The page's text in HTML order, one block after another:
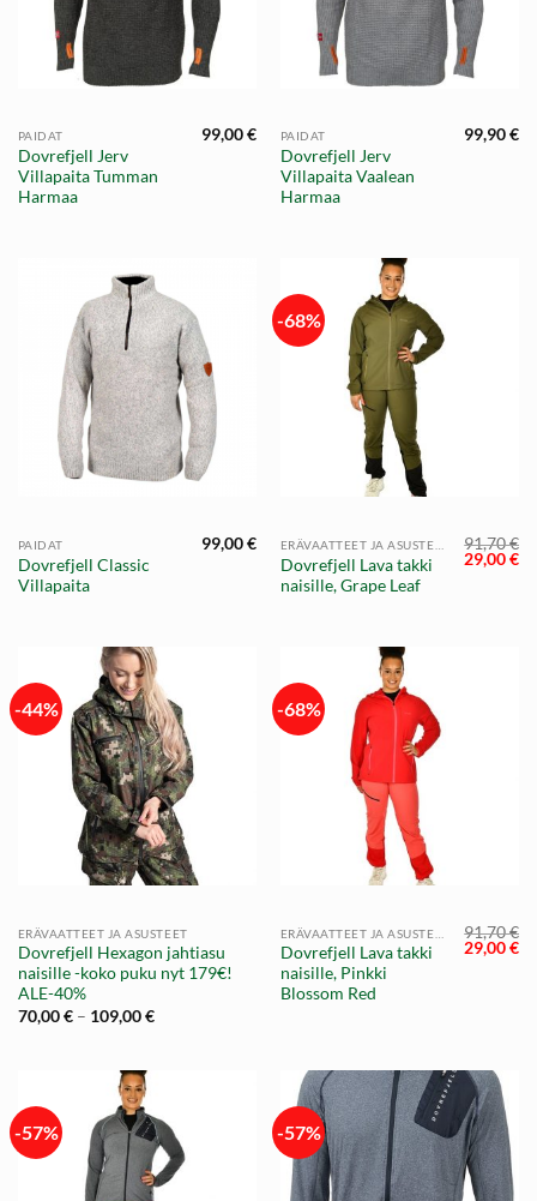
PAIDAT
Dovrefjell Jerv
Villapaita Tumman
Harmaa
99,00€ PAIDAT
Dovrefjell Jerv
Villapaita Vaalean
Harmaa
99,90€
PAIDAT
Dovrefjell Classic
Villapaita
99,00€
-68%
Dovrefjell Lava takki
naisille, Grape Leaf
91,70€
hinta
29,00€
-44%
ERÄVAATTEET JA ASUSTEET
Dovrefjell Hexagon jahtiasu
naisille -koko puku nyt 179€!
ALE-40%
70,00€ – 109,00€Hintaluokka:
-68%
Dovrefjell Lava takki
naisille, Pinkki
Blossom Red
91,70€
hinta
29,00€
-57% -57%